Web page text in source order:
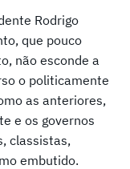
Rodrigo
que pouco
não esconde a
o politicamente
as anteriores,
e os governos
classistas,
embutido.